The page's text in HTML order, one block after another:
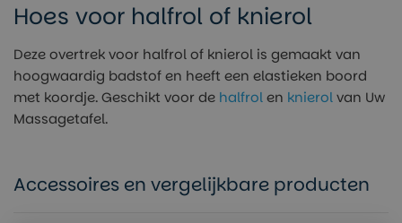
Hoes voor halfrol of knierol
Deze overtrek voor halfrol of knierol is gemaakt van
hoogwaardig badstof en heeft een elastieken boord
met koordje. Geschikt voor de halfrolen knierolvan Uw
Massagetafel.
Accessoires en vergelijkbare producten